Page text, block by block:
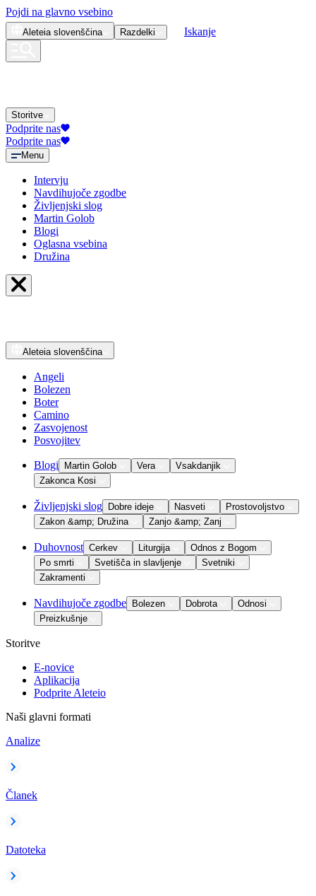
Pojdi na glavno vsebino
Aleteia slovenščina Razdelki Iskanje
Storitve
Podprite nas
Podprite nas
Menu
Intervju
Navdihujoče zgodbe
Življenjski slog
Martin Golob
Blogi
Oglasna vsebina
Družina
Aleteia slovenščina
Angeli
Bolezen
Boter
Camino
Zasvojenost
Posvojitev
Blogi Martin Golob Vera
Vsakdanjik
Zakonca Kosi
Življenjski slog Dobre ideje Nasveti
Prostovoljstvo
Zakon &amp; Družina
Zanjo &amp; Zanj
Duhovnost Cerkev Liturgija
Odnos z Bogom
Po smrti
Svetišča in slavljenje
Svetniki
Zakramenti
Navdihujoče zgodbe Bolezen Dobrota
Odnosi
Preizkušnje
Storitve
E-novice
Aplikacija
Podprite Aleteio
Naši glavni formati
Analize
Članek
Datoteka